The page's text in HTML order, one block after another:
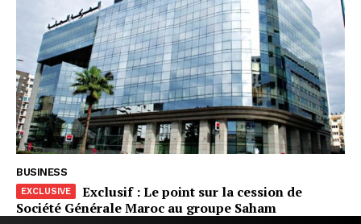
S'ABONNER MAINTENANT
Insight Publications
Nous contacter
Formules d’abonnement
BUSINESS
Exclusif : Le point sur la cession de
Société Générale Maroc au groupe Saham